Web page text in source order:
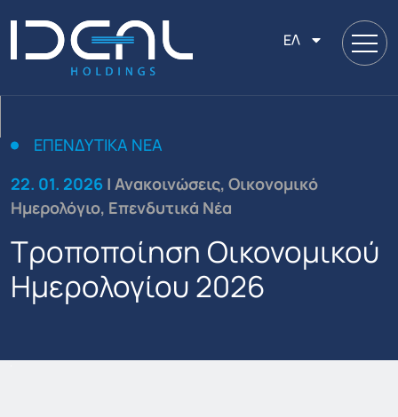
ΕΛ
ΕΠΕΝΔΥΤΙΚΆ ΝΈΑ
22. 01. 2026 | Ανακοινώσεις, Οικονομικό
Ημερολόγιο, Επενδυτικά Νέα
Τροποποίηση Οικονομικού
Ημερολογίου 2026